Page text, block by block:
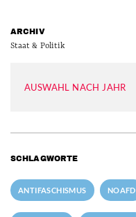
ARCHIV
Staat & Politik
AUSWAHL NACH JAHR
SCHLAGWORTE
ANTIFASCHISMUS NOAFD